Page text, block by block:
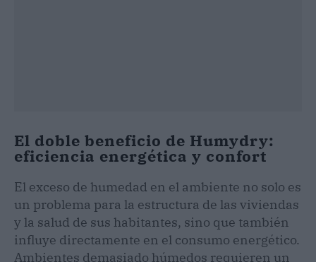
El doble beneficio de Humydry:
eficiencia energética y confort
El exceso de humedad en el ambiente no solo es
un problema para la estructura de las viviendas
y la salud de sus habitantes, sino que también
influye directamente en el consumo energético.
Ambientes demasiado húmedos requieren un